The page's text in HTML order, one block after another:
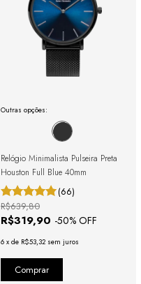
Outras opções:
Relógio Minimalista Pulseira Preta
Houston Full Blue 40mm
(66)
R$319,90 -50% OFF
R$639,80
6 x de R$53,32 sem juros